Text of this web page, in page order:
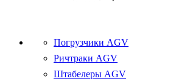
Погрузчики AGV
Ричтраки AGV
Штабелеры AGV